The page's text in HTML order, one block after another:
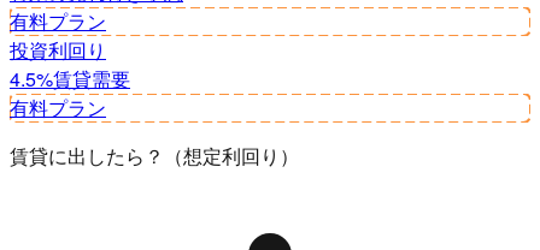
有料プラン
投資利回り
4.5%賃貸需要
有料プラン
賃貸に出したら？（想定利回り）